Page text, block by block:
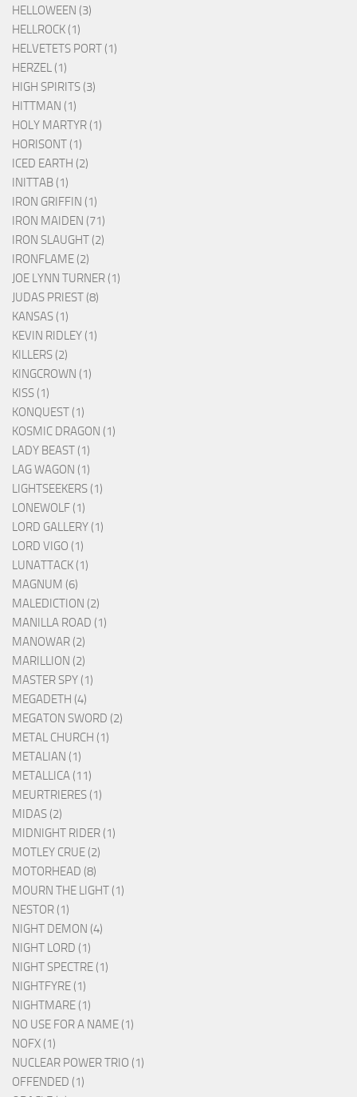
HELLOWEEN (3)
HELLROCK (1)
HELVETETS PORT (1)
HERZEL (1)
HIGH SPIRITS (3)
HITTMAN (1)
HOLY MARTYR (1)
HORISONT (1)
ICED EARTH (2)
INITTAB (1)
IRON GRIFFIN (1)
IRON MAIDEN (71)
IRON SLAUGHT (2)
IRONFLAME (2)
JOE LYNN TURNER (1)
JUDAS PRIEST (8)
KANSAS (1)
KEVIN RIDLEY (1)
KILLERS (2)
KINGCROWN (1)
KISS (1)
KONQUEST (1)
KOSMIC DRAGON (1)
LADY BEAST (1)
LAG WAGON (1)
LIGHTSEEKERS (1)
LONEWOLF (1)
LORD GALLERY (1)
LORD VIGO (1)
LUNATTACK (1)
MAGNUM (6)
MALEDICTION (2)
MANILLA ROAD (1)
MANOWAR (2)
MARILLION (2)
MASTER SPY (1)
MEGADETH (4)
MEGATON SWORD (2)
METAL CHURCH (1)
METALIAN (1)
METALLICA (11)
MEURTRIERES (1)
MIDAS (2)
MIDNIGHT RIDER (1)
MOTLEY CRUE (2)
MOTORHEAD (8)
MOURN THE LIGHT (1)
NESTOR (1)
NIGHT DEMON (4)
NIGHT LORD (1)
NIGHT SPECTRE (1)
NIGHTFYRE (1)
NIGHTMARE (1)
NO USE FOR A NAME (1)
NOFX (1)
NUCLEAR POWER TRIO (1)
OFFENDED (1)